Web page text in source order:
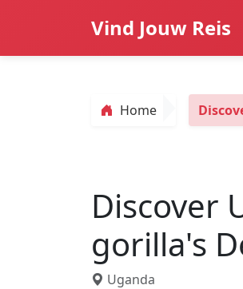
Vind Jouw Reis
Home
Discover
gorilla's
Uganda